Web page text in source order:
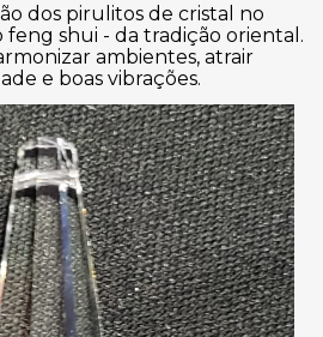
dos pirulitos de cristal no
feng shui - da tradição oriental.
ambientes, atrair
e boas vibrações.